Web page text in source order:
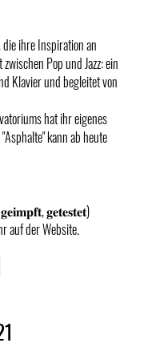
ihre Inspiration an
Pop und Jazz: ein
Klavier und begleitet von
hat ihr eigenes
kann ab heute
𝐠𝐞𝐭𝐞𝐬𝐭𝐞𝐭)
auf der Website.